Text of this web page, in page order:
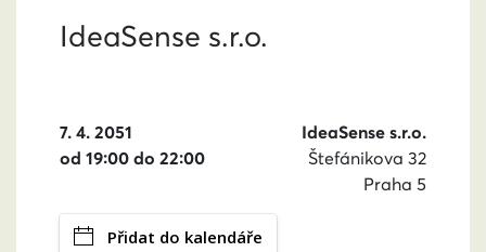
IdeaSense s.r.o.
7. 4. 2051
od 19:00 do 22:00
IdeaSense s.r.o.
Štefánikova 32
Praha 5
Přidat do kalendáře